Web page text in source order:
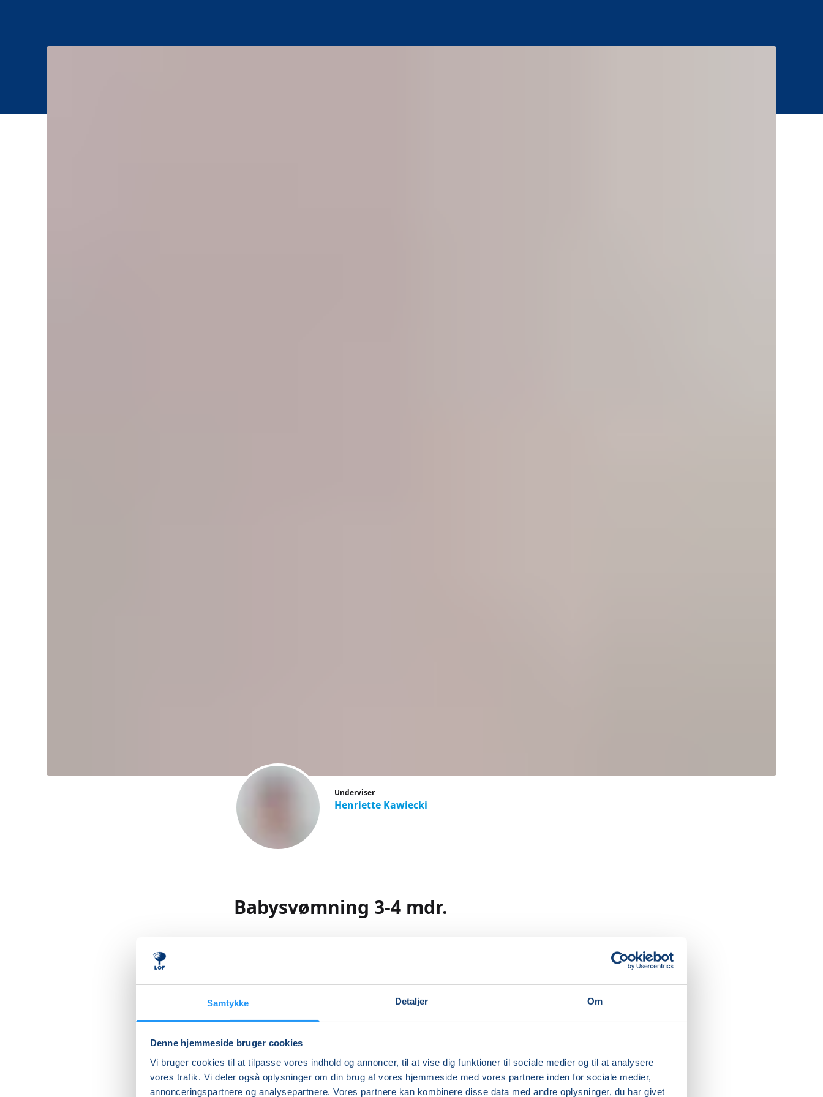
Samtykke Detaljer Om
Denne hjemmeside bruger cookies
Vi bruger cookies til at tilpasse vores indhold og annoncer, til at vise dig funktioner til sociale medier og til at analysere
vores trafik. Vi deler også oplysninger om din brug af vores hjemmeside med vores partnere inden for sociale medier,
annonceringspartnere og analysepartnere. Vores partnere kan kombinere disse data med andre oplysninger, du har givet
Underviser
Henriette Kawiecki
Babysvømning 3-4 mdr.
samvær i det våde element med træning af sikkerhed, balance, position og
understøttelse i vand. Trygheden højnes undervejs både for barn og voksen,
imens der leges, udforskes og udfordres. Vi starter roligt op og når
børnenes tempo, så alle kan opleve glæden, styrken og velværet ved at
bevæge sig i vand. Forskellige sange indgår naturligt i undervisningen.